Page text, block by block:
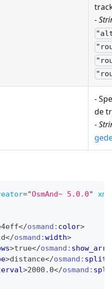
-
-
de
-
="OsmAnd~ 5.0.0"
</osmand: color>
</osmand:width>
>true</osmand:
>distance</osmand:
>2000.0</osmand: